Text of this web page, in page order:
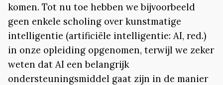
komen. Tot nu toe hebben we bijvoorbeeld
geen enkele scholing over kunstmatige
intelligentie (artificiële intelligentie: AI, red.)
in onze opleiding opgenomen, terwijl we zeker
weten dat AI een belangrijk
ondersteuningsmiddel gaat zijn in de manier